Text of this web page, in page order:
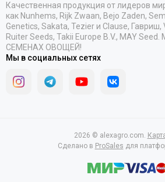
Качественная продукция от лидеров
как Nunhems, Rijk Zwaan, Bejo Zaden,
Genetics, Sakata, Tezier и Clause, Гавриш,
Ruiter Seeds, Takii Europe B.V., MAY
СЕМЕНАХ ОВОЩЕЙ!
Мы в социальных сетях
2026 © alexagro.com.
Сделано в ProSales для